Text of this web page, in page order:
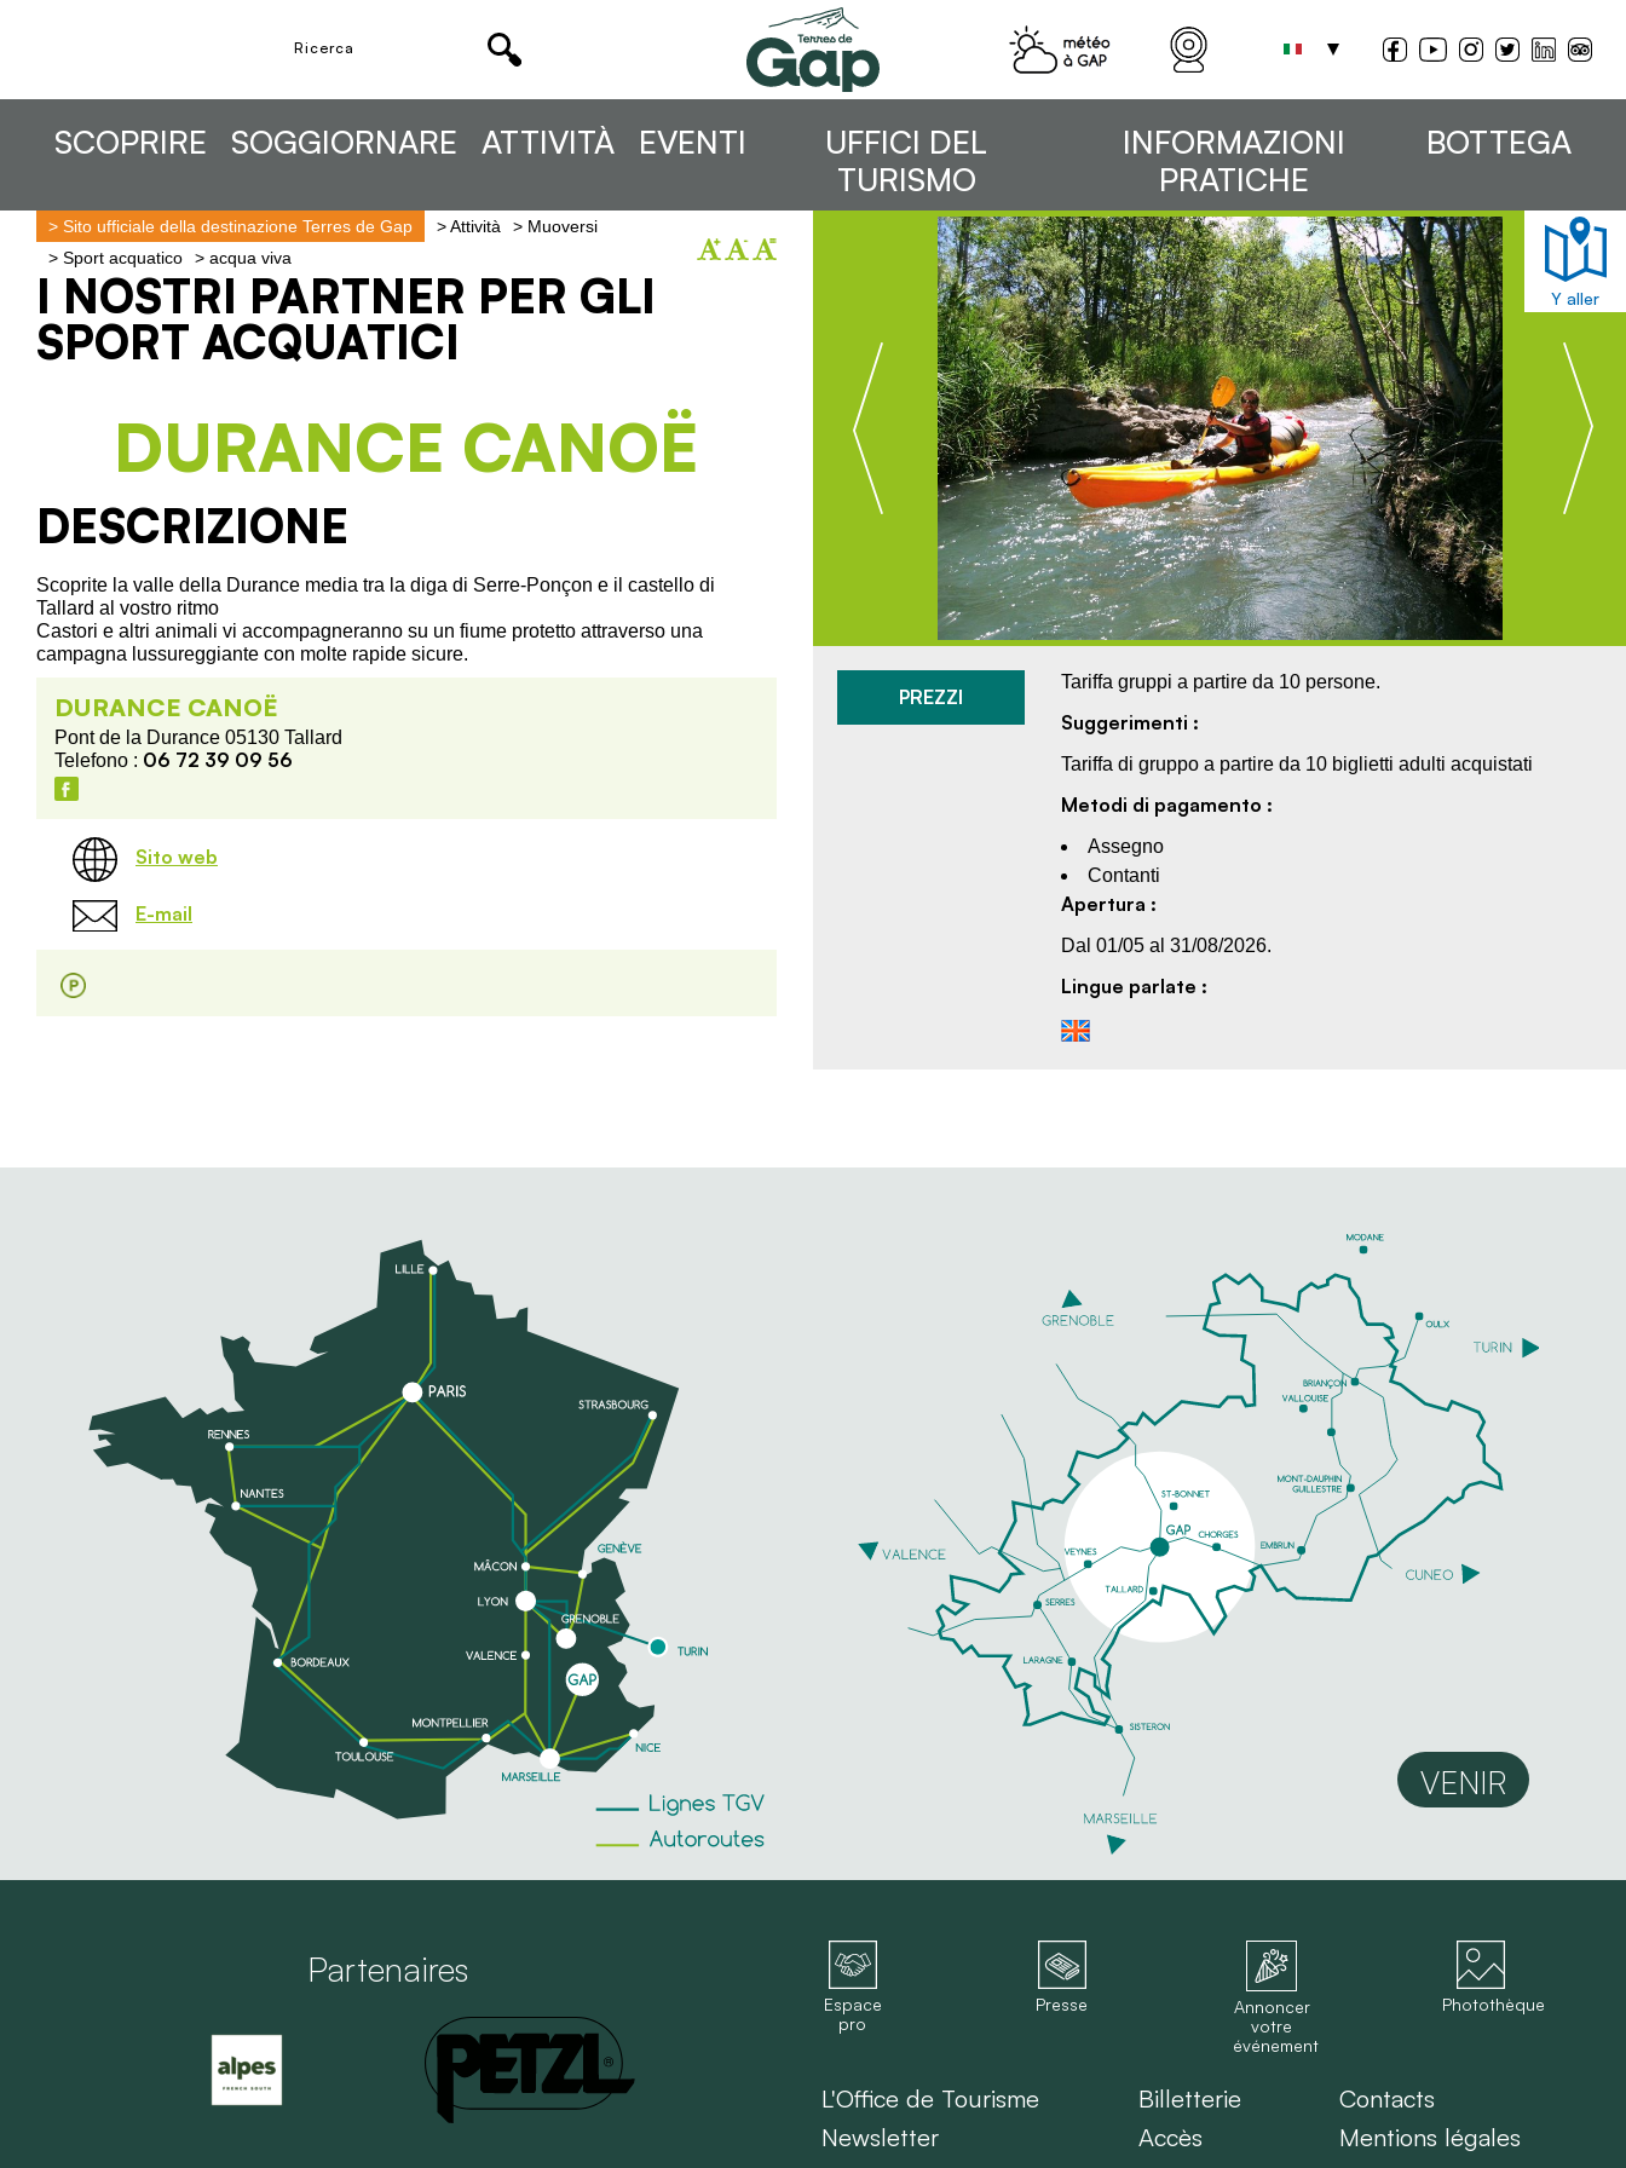
SCOPRIRE SOGGIORNARE ATTIVITÀ EVENTI
UFFICI DEL
TURISMO
INFORMAZIONI
PRATICHE
BOTTEGA
> Sito ufficiale della destinazione Terres de Gap >Attività > Muoversi
> Sport acquatico > acqua viva
I NOSTRI PARTNER PER GLI
SPORT ACQUATICI
DURANCE CANOË
DESCRIZIONE
Scoprite la valle della Durance media tra la diga di Serre-Ponçon e il castello di
Tallard al vostro ritmo
Castori e altri animali vi accompagneranno su un fiume protetto attraverso una
campagna lussureggiante con molte rapide sicure.
DURANCE CANOË
Pont de la Durance 05130 Tallard
Telefono : 06 72 39 09 56
Sito web
E-mail
Y aller
PREZZI
Tariffa gruppi a partire da 10 persone.
Suggerimenti :
Tariffa di gruppo a partire da 10 biglietti adulti acquistati
Metodi di pagamento :
Assegno
Contanti
Apertura :
Dal 01/05 al 31/08/2026.
Lingue parlate :
VENIR
Partenaires
Espace
pro
Presse
Annoncer
votre
événement
Photothèque
L'Office de Tourisme
Newsletter
Billetterie
Accès
Contacts
Mentions légales